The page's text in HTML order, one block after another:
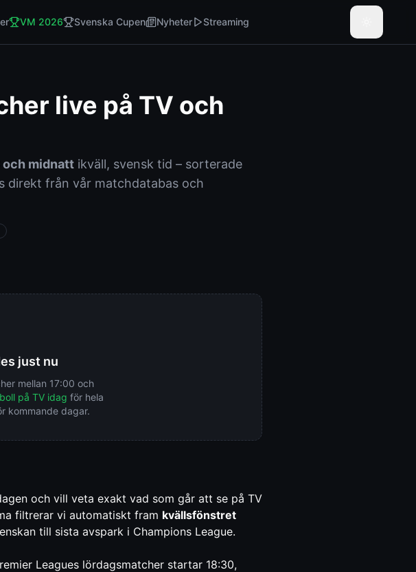
VM 2026 Svenska Cupen Nyheter Streaming
live på TV och
och midnatt ikväll, svensk tid – sorterade
direkt från vår matchdatabas och
just nu
mellan 17:00 och
på TV idag för hela
kommande dagar.
och vill veta exakt vad som går att se på TV
filtrerar vi automatiskt fram kvällsfönstret
till sista avspark i Champions League.
Leagues lördagsmatcher startar 18:30,